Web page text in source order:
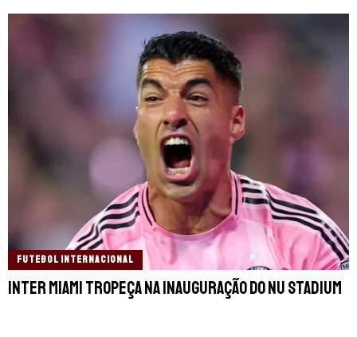
FUTEBOL INTERNACIONAL
Inter Miami tropeça na inauguração do Nu Stadium